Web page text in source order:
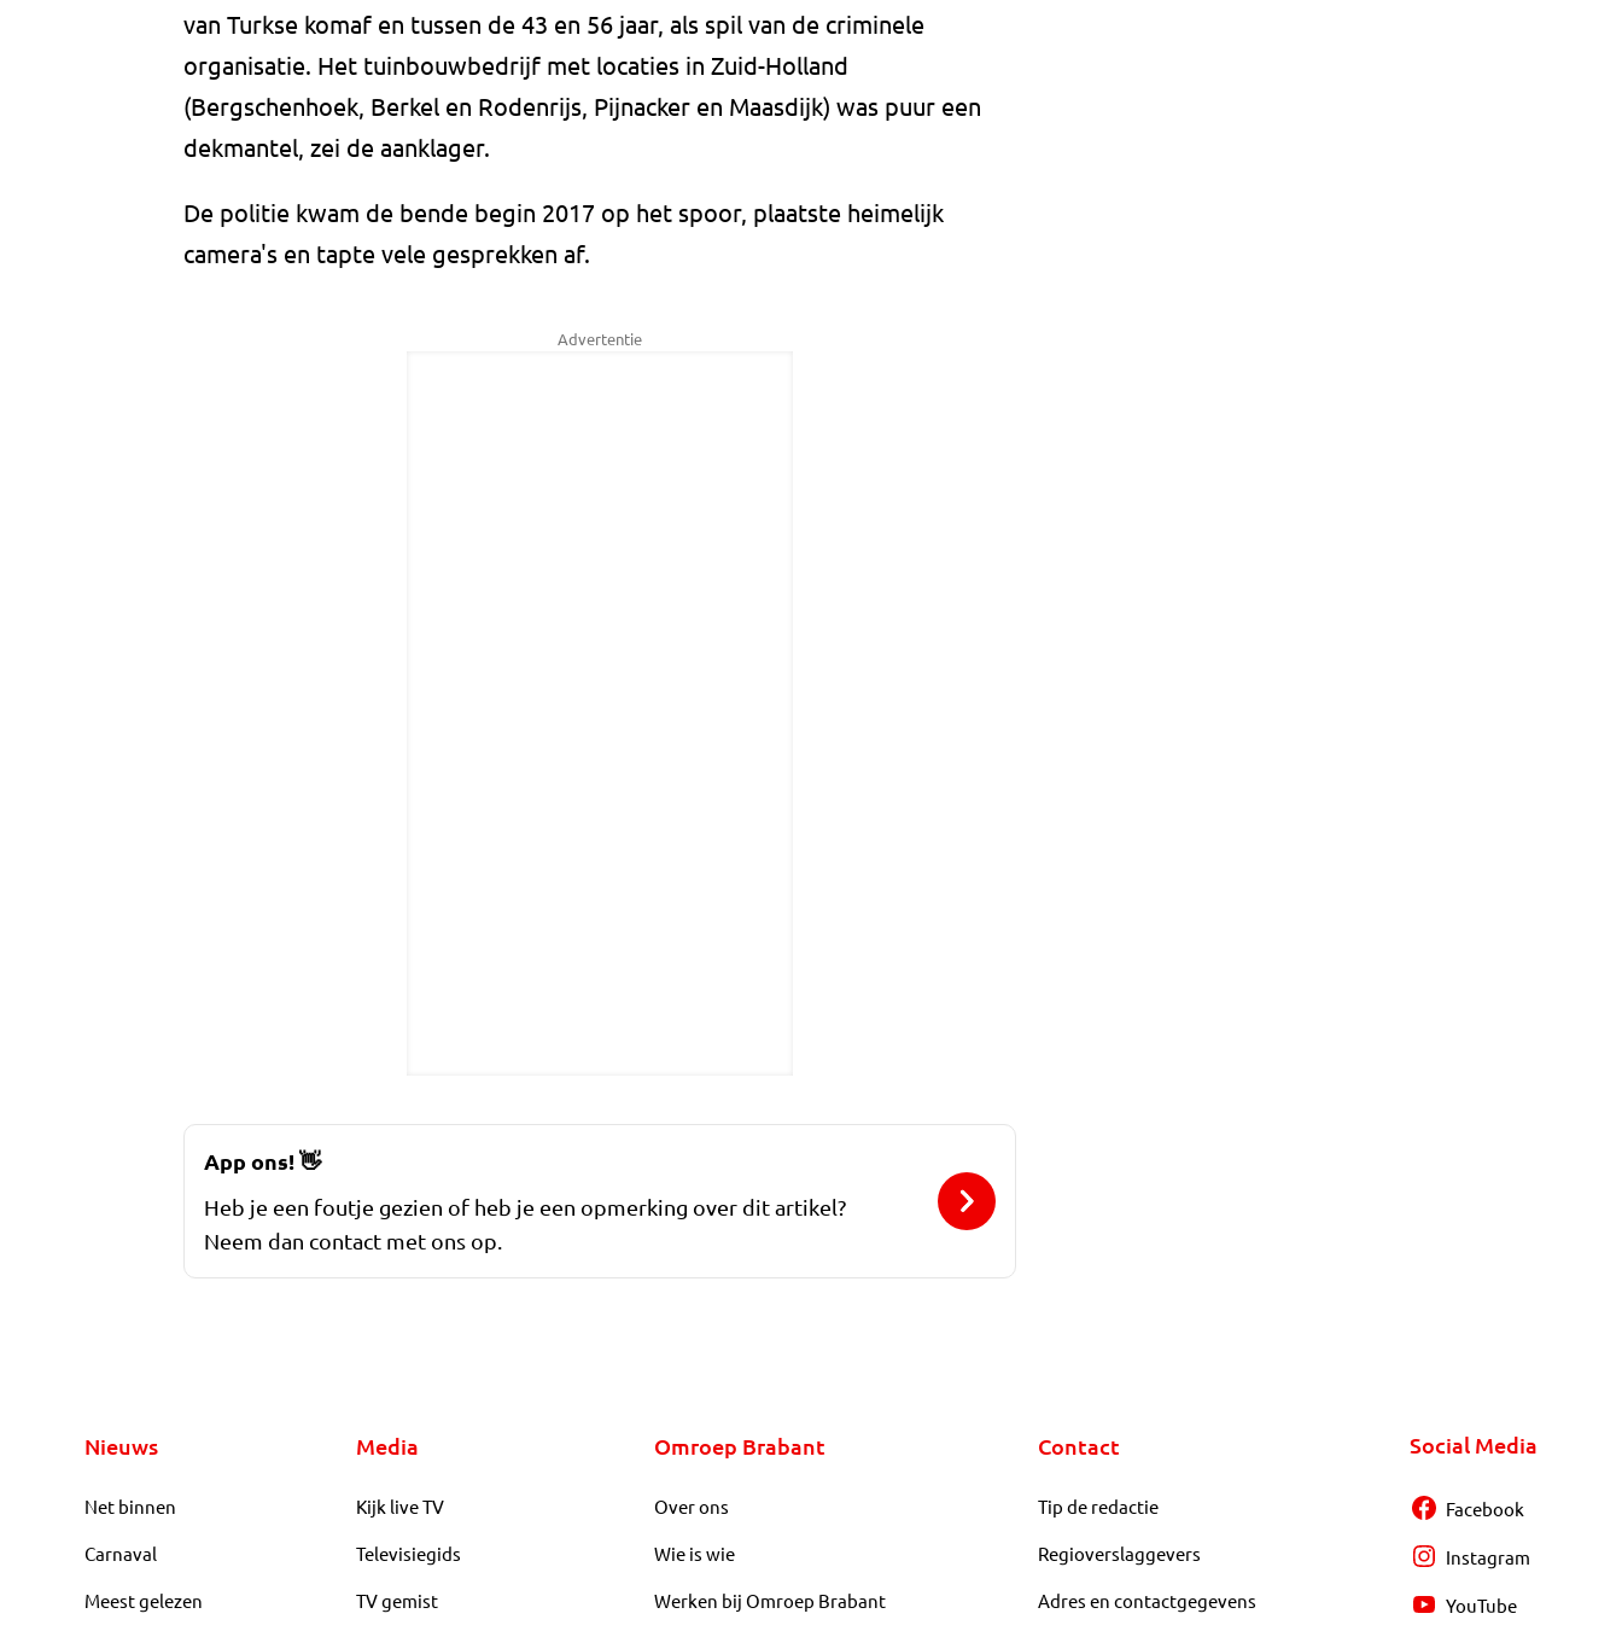
van Turkse komaf en tussen de 43 en 56 jaar, als spil van de criminele
organisatie. Het tuinbouwbedrijf met locaties in Zuid-Holland
(Bergschenhoek, Berkel en Rodenrijs, Pijnacker en Maasdijk) was puur een
dekmantel, zei de aanklager.
De politie kwam de bende begin 2017 op het spoor, plaatste heimelijk
camera's en tapte vele gesprekken af.
Advertentie
App ons!👋
Heb je een foutje gezien of heb je een opmerking over dit artikel?
Neem dan contact met ons op.
Nieuws
Net binnen
Carnaval
Meest gelezen
Media
Kijk live TV
Televisiegids
TV gemist
Omroep Brabant
Over ons
Wie is wie
Werken bij Omroep Brabant
Contact
Tip de redactie
Regioverslaggevers
Adres en contactgegevens
Social Media
Facebook
Instagram
YouTube